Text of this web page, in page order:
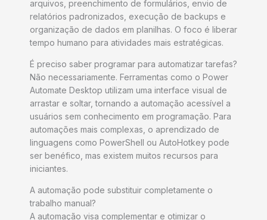
arquivos, preenchimento de formulários, envio de
relatórios padronizados, execução de backups e
organização de dados em planilhas. O foco é liberar
tempo humano para atividades mais estratégicas.
É preciso saber programar para automatizar tarefas?
Não necessariamente. Ferramentas como o Power
Automate Desktop utilizam uma interface visual de
arrastar e soltar, tornando a automação acessível a
usuários sem conhecimento em programação. Para
automações mais complexas, o aprendizado de
linguagens como PowerShell ou AutoHotkey pode
ser benéfico, mas existem muitos recursos para
iniciantes.
A automação pode substituir completamente o
trabalho manual?
A automação visa complementar e otimizar o